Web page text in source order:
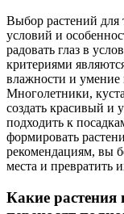
Выбор растений для
условий и
радовать глаз в
критериями
влажности и умение
Многолетники,
создать красивый и
подходить к
формировать
рекомендациям, вы
места и превратить
Какие растения